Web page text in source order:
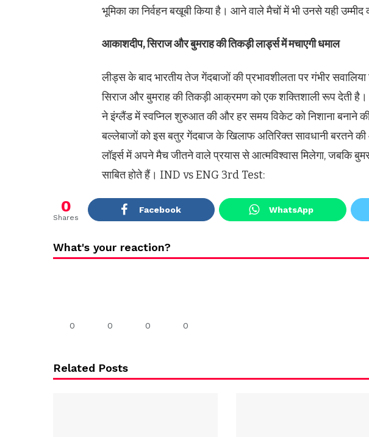
भूमिका का निर्वहन बखूबी किया है। आने वाले मैचों में भी उनसे यही उम्मीद
आकाशदीप, सिराज और बुमराह की तिकड़ी लार्ड्स में मचाएगी धमाल
लीड्स के बाद भारतीय तेज गेंदबाजों की प्रभावशीलता पर गंभीर
सिराज और बुमराह की तिकड़ी आक्रमण को एक शक्तिशाली रूप देती
ने इंग्लैंड में स्वप्निल शुरुआत की और हर समय विकेट को निशाना बनाने
बल्लेबाजों को इस बतुर गेंदबाज के खिलाफ अतिरिक्त सावधानी बरतने
लॉइर्स में अपने मैच जीतने वाले प्रयास से आत्मविश्वास मिलेगा, जबकि
साबित होते हैं। IND vs ENG 3rd Test:
0
Shares
Facebook WhatsApp
What's your reaction?
0 0 0 0
Related Posts